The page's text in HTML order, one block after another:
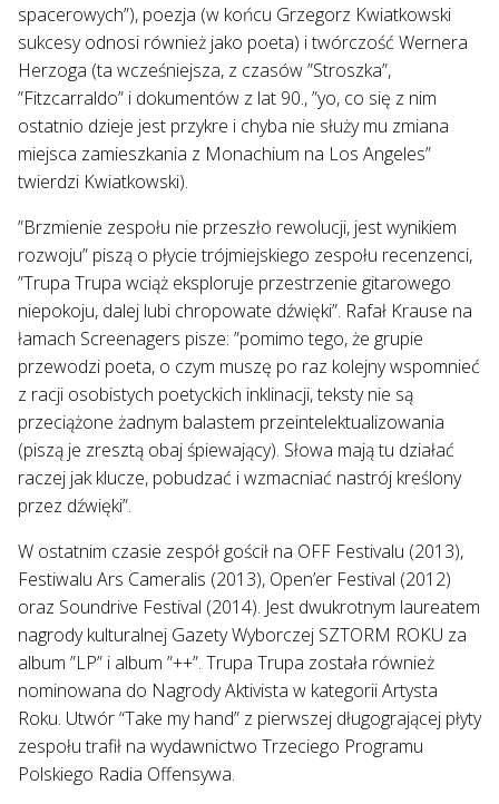
spacerowych”), poezja (w końcu Grzegorz Kwiatkowski
sukcesy odnosi również jako poeta) i twórczość Wernera
Herzoga (ta wcześniejsza, z czasów ”Stroszka”,
”Fitzcarraldo” i dokumentów z lat 90., ”yo, co się z nim
ostatnio dzieje jest przykre i chyba nie służy mu zmiana
miejsca zamieszkania z Monachium na Los Angeles”
twierdzi Kwiatkowski).
”Brzmienie zespołu nie przeszło rewolucji, jest wynikiem
rozwoju” piszą o płycie trójmiejskiego zespołu recenzenci,
”Trupa Trupa wciąż eksploruje przestrzenie gitarowego
niepokoju, dalej lubi chropowate dźwięki”. Rafał Krause na
łamach Screenagers pisze: ”pomimo tego, że grupie
przewodzi poeta, o czym muszę po raz kolejny wspomnieć
z racji osobistych poetyckich inklinacji, teksty nie są
przeciążone żadnym balastem przeintelektualizowania
(piszą je zresztą obaj śpiewający). Słowa mają tu działać
raczej jak klucze, pobudzać i wzmacniać nastrój kreślony
przez dźwięki”.
W ostatnim czasie zespół gościł na OFF Festivalu (2013),
Festiwalu Ars Cameralis (2013), Open’er Festival (2012)
oraz Soundrive Festival (2014). Jest dwukrotnym laureatem
nagrody kulturalnej Gazety Wyborczej SZTORM ROKU za
album ”LP” i album ”++”. Trupa Trupa została również
nominowana do Nagrody Aktivista w kategorii Artysta
Roku. Utwór “Take my hand” z pierwszej długogrającej płyty
zespołu trafił na wydawnictwo Trzeciego Programu
Polskiego Radia Offensywa.